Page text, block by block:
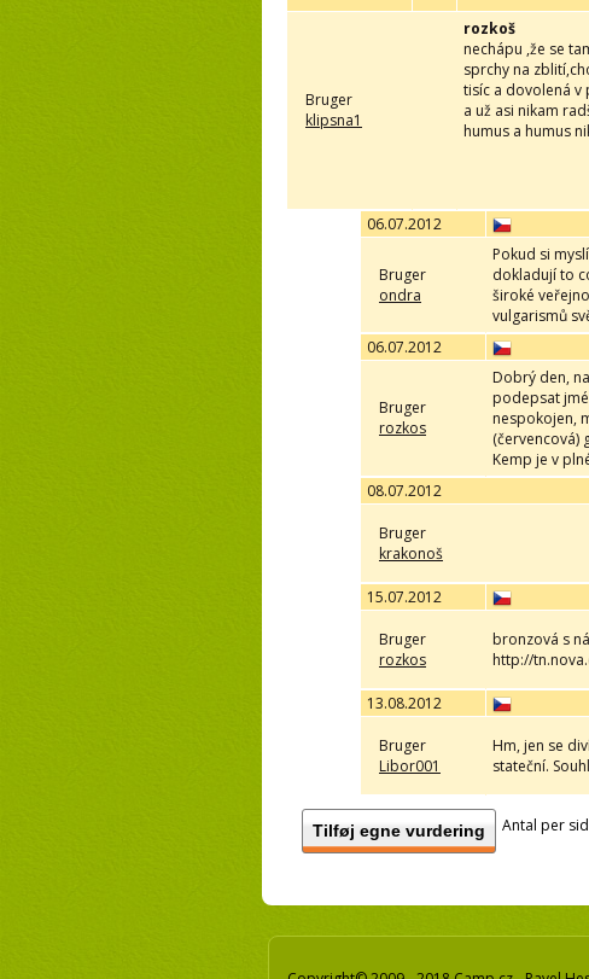
Bruger
klipsna1
rozkoš
nechápu ,že se
sprchy na
tisíc a dovolená v
a už asi nikam
humus a humus
06.07.2012
Bruger
ondra
Pokud si
dokladují to
široké
vulgarismů
06.07.2012
Bruger
rozkos
Dobrý den,
podepsat
nespokojen,
(červencová)
Kemp je v
08.07.2012
Bruger
krakonoš
15.07.2012
Bruger
rozkos
bronzová s
http://
13.08.2012
Bruger
Libor001
Hm, jen se
stateční.
Tilføj egne vurdering Antal per